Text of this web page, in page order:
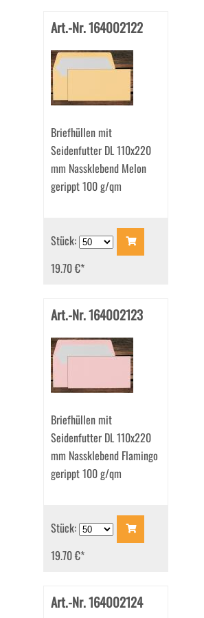
Art.-Nr. 164002122
Briefhüllen mit
Seidenfutter DL 110x220
mm Nassklebend Melon
gerippt 100 g/qm
Stück:
19.70 €*
Art.-Nr. 164002123
Briefhüllen mit
Seidenfutter DL 110x220
mm Nassklebend Flamingo
gerippt 100 g/qm
Stück:
19.70 €*
Art.-Nr. 164002124